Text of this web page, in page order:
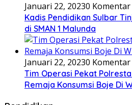
Januari 22, 20230 Komentar
Kadis Pendidikan Sulbar
di SMAN 1 Malunda
Januari 22, 20230 Komentar
Tim Operasi Pekat
Remaja Konsumsi Boje Di